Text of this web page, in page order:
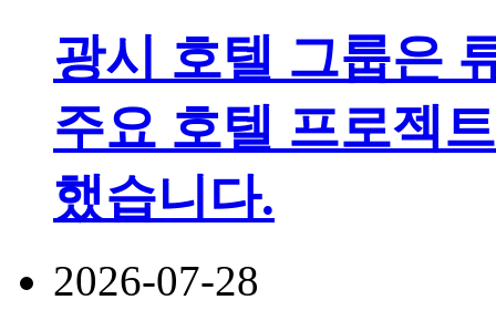
광시 호텔 그룹은
주요 호텔 프로젝
했습니다.
2026-07-28